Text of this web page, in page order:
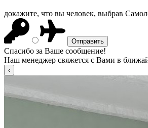
докажите, что вы человек, выбрав
Спасибо за Ваше сообщение!
Наш менеджер свяжется с Вами в